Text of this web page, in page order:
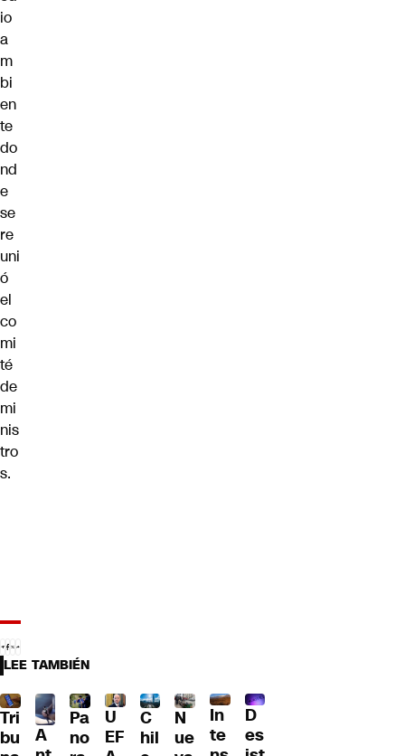
io
a
m
bi
en
te
do
nd
e
se
re
uni
ó
el
co
mi
té
de
mi
nis
tro
s.
LEE TAMBIÉN
Tri
bu
A
Pa
no
U
EF
C
hil
N
ue
In
te
D
es